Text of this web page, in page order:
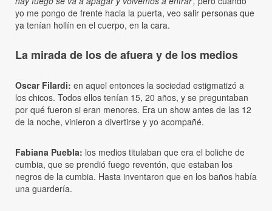
yo me pongo de frente hacia la puerta, veo salir personas que
ya tenían hollín en el cuerpo, en la cara.
La mirada de los de afuera y de los medios
Oscar Filardi: en aquel entonces la sociedad estigmatizó a
los chicos. Todos ellos tenían 15, 20 años, y se preguntaban
por qué fueron si eran menores. Era un show antes de las 12
de la noche, vinieron a divertirse y yo acompañé.
Fabiana Puebla: los medios titulaban que era el boliche de
cumbia, que se prendió fuego reventón, que estaban los
negros de la cumbia. Hasta inventaron que en los baños había
una guardería.